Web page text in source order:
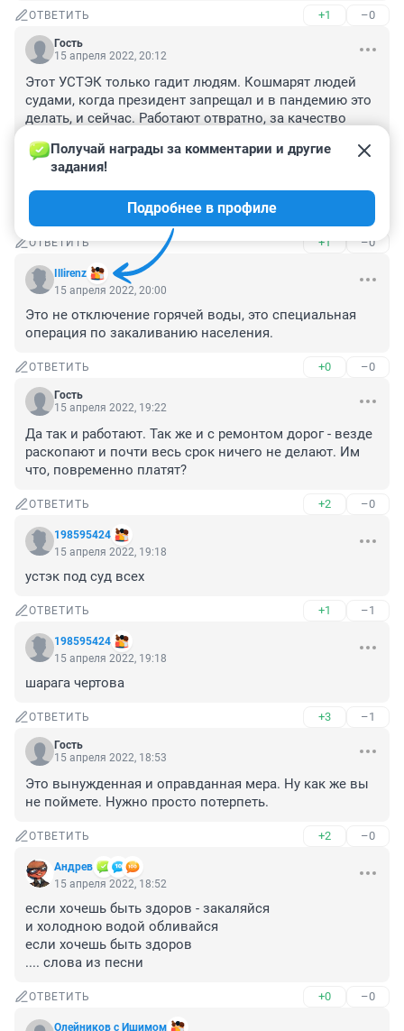
ОТВЕТИТЬ +1 –0
Гость
15 апреля 2022, 20:12
Этот УСТЭК только гадит людям. Кошмарят людей
судами, когда президент запрещал и в пандемию это
делать, и сейчас. Работают отвратно, за качество
накидывать - это пожалуйста. Главные девицы у них
там в коттеджах живут, но ничерта не делают, когда
правительство обратит внимание на эту поганую
ОТВЕТИТЬ +1 –0
Illirenz
Получай награды за комментарии и другие
задания!
Подробнее в профиле
15 апреля 2022, 20:00
Это не отключение горячей воды, это специальная
операция по закаливанию населения.
ОТВЕТИТЬ +0 –0
Гость
15 апреля 2022, 19:22
Да так и работают. Так же и с ремонтом дорог - везде
раскопают и почти весь срок ничего не делают. Им
что, повременно платят?
ОТВЕТИТЬ +2 –0
198595424
15 апреля 2022, 19:18
устэк под суд всех
ОТВЕТИТЬ +1 –1
198595424
15 апреля 2022, 19:18
шарага чертова
ОТВЕТИТЬ +3 –1
Гость
15 апреля 2022, 18:53
Это вынужденная и оправданная мера. Ну как же вы
не поймете. Нужно просто потерпеть.
ОТВЕТИТЬ +2 –0
Андрев
15 апреля 2022, 18:52
если хочешь быть здоров - закаляйся
и холодною водой обливайся
если хочешь быть здоров
.... слова из песни
ОТВЕТИТЬ +0 –0
Олейников с Ишимом